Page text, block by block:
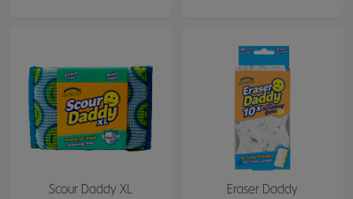
Scour Daddy XL
Eraser Daddy